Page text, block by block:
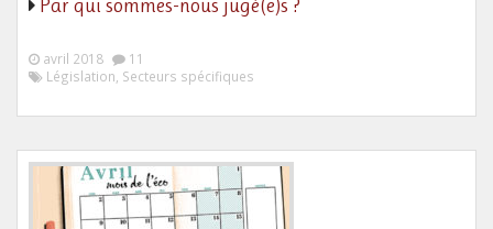
Par qui sommes-nous jugé(e)s ?
avril 2018
11
Législation, Secteurs spécifiques